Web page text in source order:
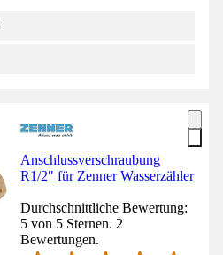
Anschlussverschraubung
R1/2" für Zenner Wasserzähler
Durchschnittliche Bewertung:
5 von 5 Sternen. 2
Bewertungen.